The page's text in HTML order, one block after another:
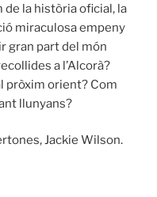
de la història oficial, la
miraculosa empeny
gran part del món
a l’Alcorà?
pròxim orient? Com
llunyans?
Jackie Wilson.